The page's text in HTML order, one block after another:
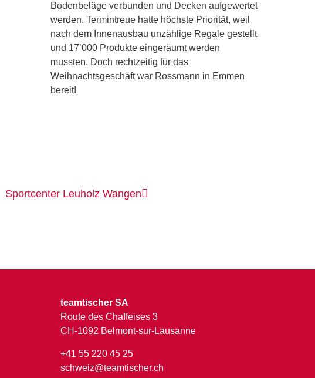
Bodenbeläge verbunden und Decken aufgewertet
werden. Termintreue hatte höchste Priorität, weil
nach dem Innenausbau unzählige Regale gestellt
und 17’000 Produkte eingeräumt werden
mussten. Doch rechtzeitig für das
Weihnachtsgeschäft war Rossmann in Emmen
bereit!
Sportcenter Leuholz Wangen
teamtischer SA
Route des Chaffeises 3
CH-1092 Belmont-sur-Lausanne
+41 55 220 45 25
schweiz@teamtischer.ch